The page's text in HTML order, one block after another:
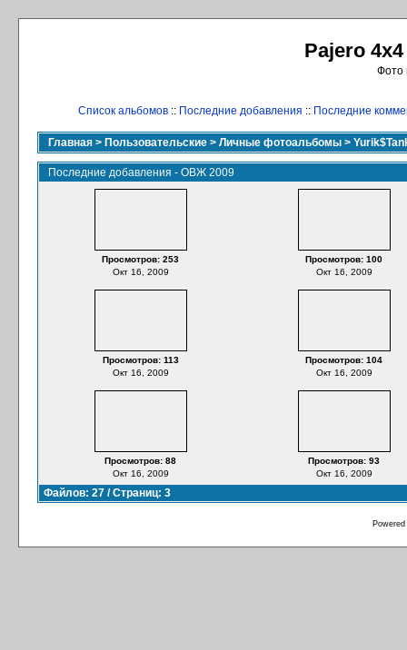
Pajero
Фото
Список альбомов :: Последние добавления :: Последние
Главная > Пользовательские > Личные фотоальбомы >
Последние добавления - ОВЖ 2009
Просмотров: 253
Окт 16, 2009
Просмотров: 100
Окт 16, 2009
Просмотров: 113
Окт 16, 2009
Просмотров: 104
Окт 16, 2009
Просмотров: 88
Окт 16, 2009
Просмотров: 93
Окт 16, 2009
Файлов: 27 / Страниц: 3